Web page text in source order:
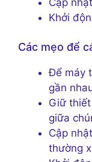
Khởi
Các mẹo để
Để máy
gần
Giữ
giữa
Cập
thường